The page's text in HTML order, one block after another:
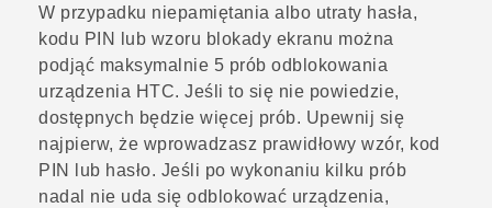
Urządzenia i akcesoria HTC
Zaloguj się
W przypadku niepamiętania albo utraty hasła,
kodu PIN lub wzoru blokady ekranu można
podjąć maksymalnie 5 prób odblokowania
urządzenia HTC. Jeśli to się nie powiedzie,
dostępnych będzie więcej prób. Upewnij się
najpierw, że wprowadzasz prawidłowy wzór, kod
PIN lub hasło. Jeśli po wykonaniu kilku prób
nadal nie uda się odblokować urządzenia,